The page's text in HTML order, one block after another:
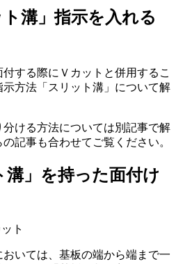
溝」指示を入れる
する際にＶカットと併用するこ
示方法 「スリット溝」 について解
ける方法については別記事で解
記事も合わせてご覧ください。
」を持った面付け
いては、 基板の端から端まで一